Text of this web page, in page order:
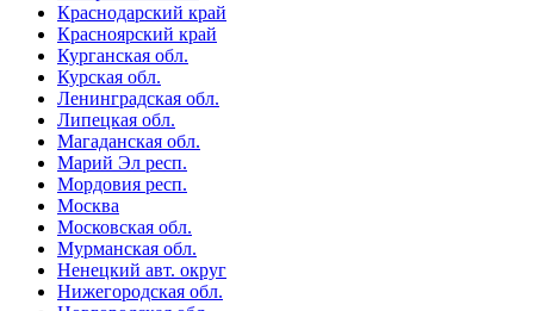
Краснодарский край
Красноярский край
Курганская обл.
Курская обл.
Ленинградская обл.
Липецкая обл.
Магаданская обл.
Марий Эл респ.
Мордовия респ.
Москва
Московская обл.
Мурманская обл.
Ненецкий авт. округ
Нижегородская обл.